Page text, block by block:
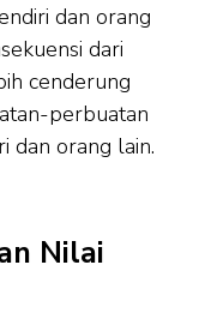
dan orang
dari
cenderung
perbuatan
dan orang lain.
Nilai